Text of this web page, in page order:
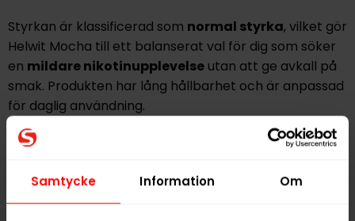
Samtycke Information Om
Styrkan är klassificerad som normal styrka, vilket gör
Helwit Mocha till ett balanserat val för dig som söker
en mildare nikotinupplevelseutan att ge avkall på
smak. Produkten har lång hållbarhet och är anpassad
för daglig användning.
Helwit Mocha tillverkas i Sverige av YOIK AB, ett
miljöanpassade förpackningar. Ett genomtänkt val för
dig som vill kombinera